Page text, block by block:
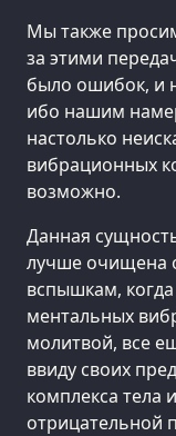
Мы также
за этими
было ошибок, и
ибо нашим
настолько
вибрационных
возможно.
Данная
лучше очищена
вспышкам,
ментальных
молитвой, все
ввиду своих
комплекса тела
отрицательной